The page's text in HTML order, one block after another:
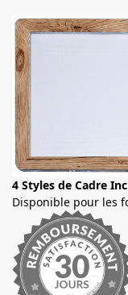
4 Styles de Cadre
Disponible pour les